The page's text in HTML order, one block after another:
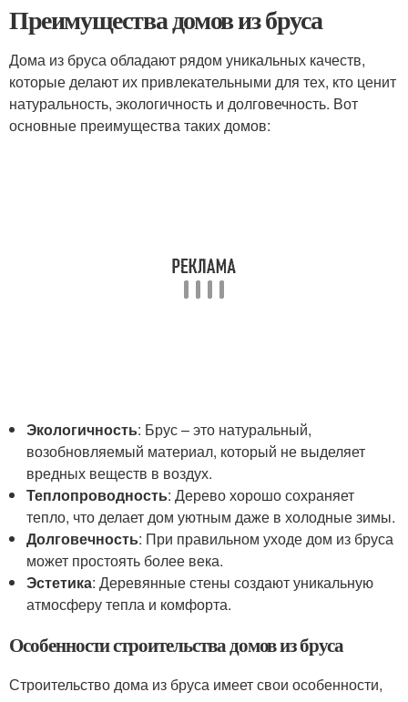
Преимущества домов из бруса
Дома из бруса обладают рядом уникальных качеств,
которые делают их привлекательными для тех, кто ценит
натуральность, экологичность и долговечность. Вот
основные преимущества таких домов:
Экологичность: Брус – это натуральный,
возобновляемый материал, который не выделяет
вредных веществ в воздух.
Теплопроводность: Дерево хорошо сохраняет
тепло, что делает дом уютным даже в холодные зимы.
Долговечность: При правильном уходе дом из бруса
может простоять более века.
Эстетика: Деревянные стены создают уникальную
атмосферу тепла и комфорта.
Особенности строительства домов из бруса
Строительство дома из бруса имеет свои особенности,